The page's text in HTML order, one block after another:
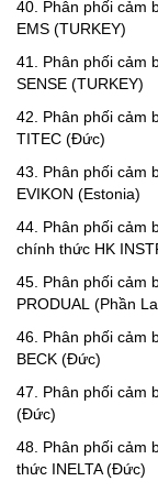
40. Phân phối cảm
EMS (TURKEY)
41. Phân phối cảm
SENSE (TURKEY)
42. Phân phối cảm
TITEC (Đức)
43. Phân phối cảm
EVIKON (Estonia)
44. Phân phối cảm
chính thức HK
45. Phân phối cảm
PRODUAL (Phần
46. Phân phối cảm
BECK (Đức)
47. Phân phối cảm
(Đức)
48. Phân phối cảm
thức INELTA (Đức)